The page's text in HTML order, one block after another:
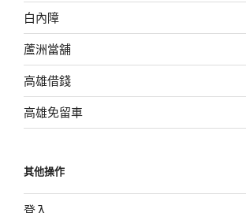
白內障
蘆洲當舖
高雄借錢
高雄免留車
其他操作
登入